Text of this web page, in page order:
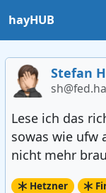
hayHUB
Stefan
Lese ich das
sowas wie ufw
nicht mehr
Hetzner